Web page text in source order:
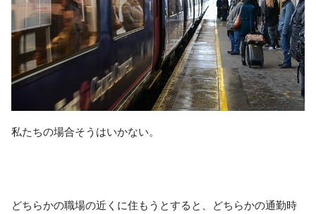
私たちの場合そうはいかない。
どちらかの職場の近くに住もうとすると、どちらかの通勤時